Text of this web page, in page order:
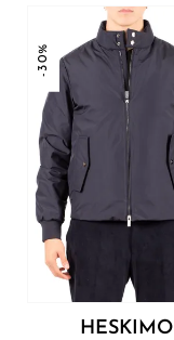
-30%
HESKIMO